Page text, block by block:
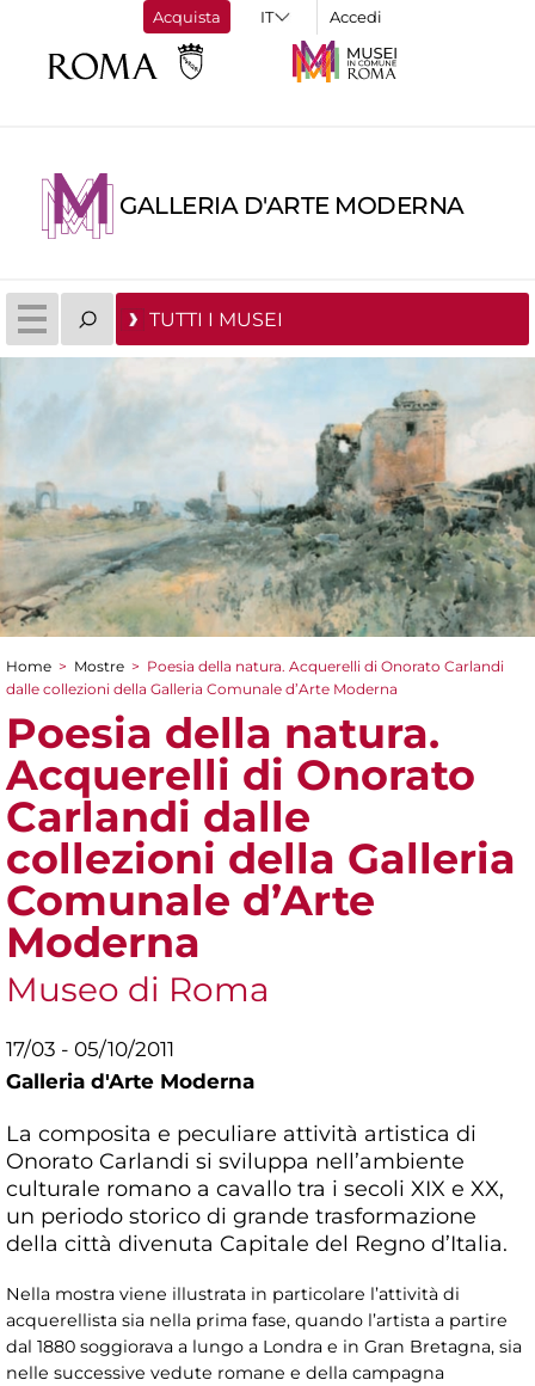
Acquista Accedi
GALLERIA D'ARTE MODERNA
TUTTI I MUSEI
Tu sei qui
Home > Mostre > Poesia della natura. Acquerelli di Onorato Carlandi
dalle collezioni della Galleria Comunale d’Arte Moderna
Poesia della natura.
Acquerelli di Onorato
Carlandi dalle
collezioni della Galleria
Comunale d’Arte
Moderna
Museo di Roma
17/03 - 05/10/2011
Galleria d'Arte Moderna
La composita e peculiare attività artistica di
Onorato Carlandi si sviluppa nell’ambiente
culturale romano a cavallo tra i secoli XIX e XX,
un periodo storico di grande trasformazione
della città divenuta Capitale del Regno d’Italia.
Nella mostra viene illustrata in particolare l’attività di
acquerellista sia nella prima fase, quando l’artista a partire
dal 1880 soggiorava a lungo a Londra e in Gran Bretagna, sia
nelle successive vedute romane e della campagna